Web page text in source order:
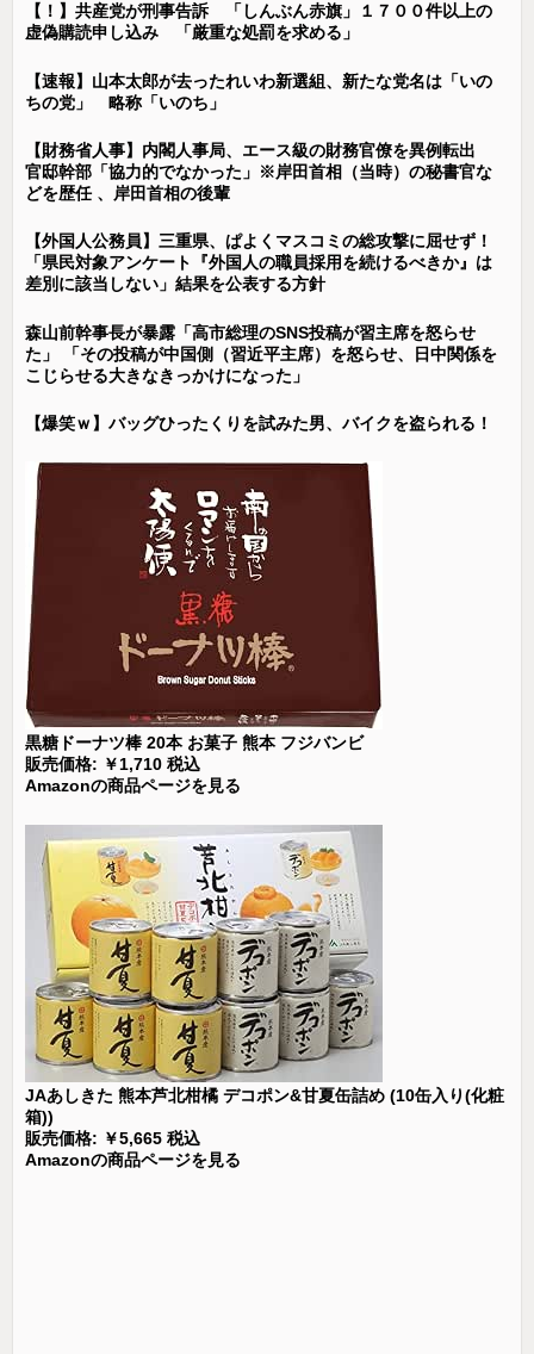
【！】共産党が刑事告訴 「しんぶん赤旗」１７００件以上の
虚偽購読申し込み 「厳重な処罰を求める」
【速報】山本太郎が去ったれいわ新選組、新たな党名は「いの
ちの党」 略称「いのち」
【財務省人事】内閣人事局、エース級の財務官僚を異例転出
官邸幹部「協力的でなかった」※岸田首相（当時）の秘書官な
どを歴任 、岸田首相の後輩
【外国人公務員】三重県、ぱよくマスコミの総攻撃に屈せず！
「県民対象アンケート『外国人の職員採用を続けるべきか』は
差別に該当しない」結果を公表する方針
森山前幹事長が暴露「高市総理のSNS投稿が習主席を怒らせ
た」 「その投稿が中国側（習近平主席）を怒らせ、日中関係を
こじらせる大きなきっかけになった」
【爆笑ｗ】バッグひったくりを試みた男、バイクを盗られる！
黒糖ドーナツ棒 20本 お菓子 熊本 フジバンビ
販売価格: ￥1,710 税込
Amazonの商品ページを見る
JAあしきた 熊本芦北柑橘 デコポン&甘夏缶詰め (10缶入り(化粧
箱))
販売価格: ￥5,665 税込
Amazonの商品ページを見る